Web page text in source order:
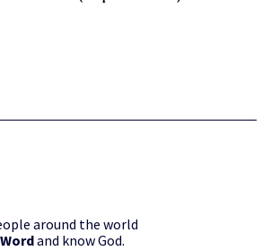
around the world
and know God.